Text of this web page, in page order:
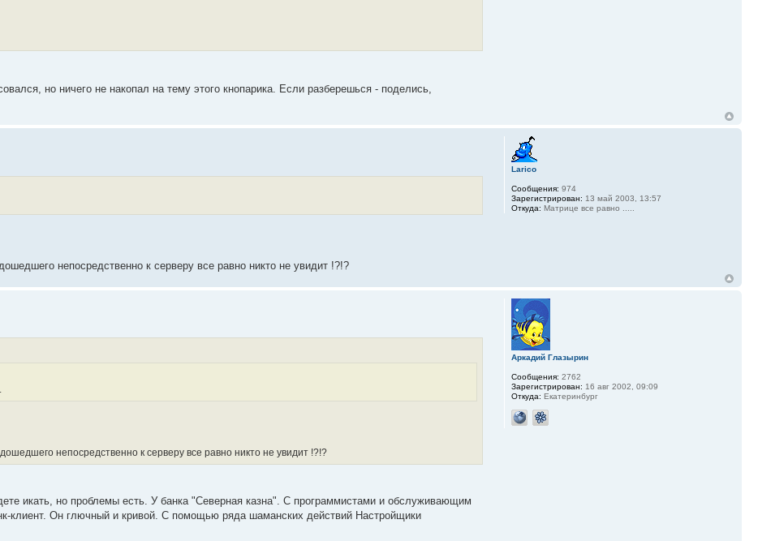
но ничего не накопал на тему этого кнопарика. Если разберешься - поделись,
непосредственно к серверу все равно никто не увидит !?!?
Larico
Сообщения: 974
Зарегистрирован: 13 май 2003, 13:57
Откуда: Матрице все равно .....
непосредственно к серверу все равно никто не увидит !?!?
икать, но проблемы есть. У банка "Северная казна". С программистами и обслуживающим
клиент. Он глючный и кривой. С помощью ряда шаманских действий Настройщики
Аркадий Глазырин
Сообщения: 2762
Зарегистрирован: 16 авг 2002, 09:09
Откуда: Екатеринбург